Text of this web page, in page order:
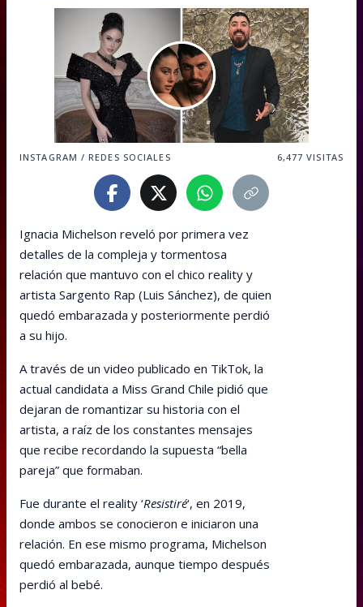
INSTAGRAM / REDES SOCIALES 6,477 VISITAS
Ignacia Michelson reveló por primera vez
detalles de la compleja y tormentosa
relación que mantuvo con el chico reality y
artista Sargento Rap (Luis Sánchez), de quien
quedó embarazada y posteriormente perdió
a su hijo.
A través de un video publicado en TikTok, la
actual candidata a Miss Grand Chile pidió que
dejaran de romantizar su historia con el
artista, a raíz de los constantes mensajes
que recibe recordando la supuesta “bella
pareja” que formaban.
Fue durante el reality ‘Resistiré‘, en 2019,
donde ambos se conocieron e iniciaron una
relación. En ese mismo programa, Michelson
quedó embarazada, aunque tiempo después
perdió al bebé.